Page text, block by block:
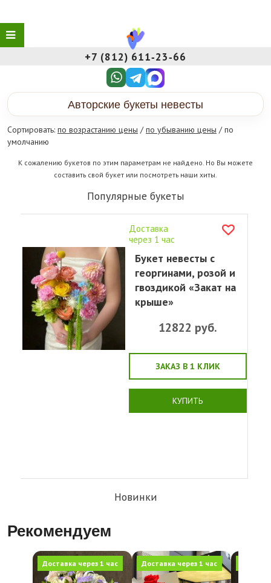
+7 (812) 611‑23‑66
Авторские букеты невесты
Сортировать: по возрастанию цены /по убыванию цены / по
умолчанию
К сожалению букетов по этим параметрам не найдено. Но Вы можете
составить свой букет или посмотреть наши хиты.
Популярные букеты
Доставка
через 1 час
Букет невесты с
георгинами, розой и
гвоздикой «Закат на
крыше»
12822 руб.
ЗАКАЗ В 1 КЛИК
КУПИТЬ
Новинки
Рекомендуем
Доставка через 1 час Доставка через 1 час